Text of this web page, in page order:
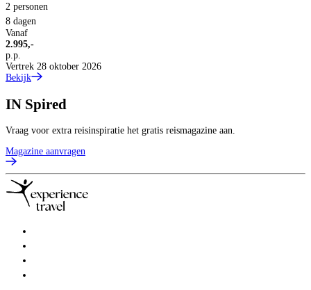
2 personen
8 dagen
Vanaf
2.995,-
p.p.
Vertrek 28 oktober 2026
Bekijk
IN Spired
Vraag voor extra reisinspiratie het gratis reismagazine aan.
Magazine aanvragen